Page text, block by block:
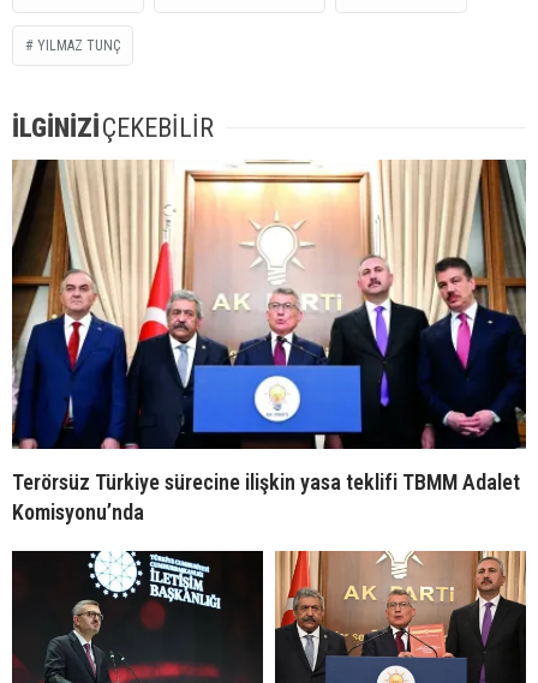
YILMAZ TUNÇ
İLGİNİZİÇEKEBİLİR
Terörsüz Türkiye sürecine ilişkin yasa teklifi TBMM Adalet
Komisyonu’nda